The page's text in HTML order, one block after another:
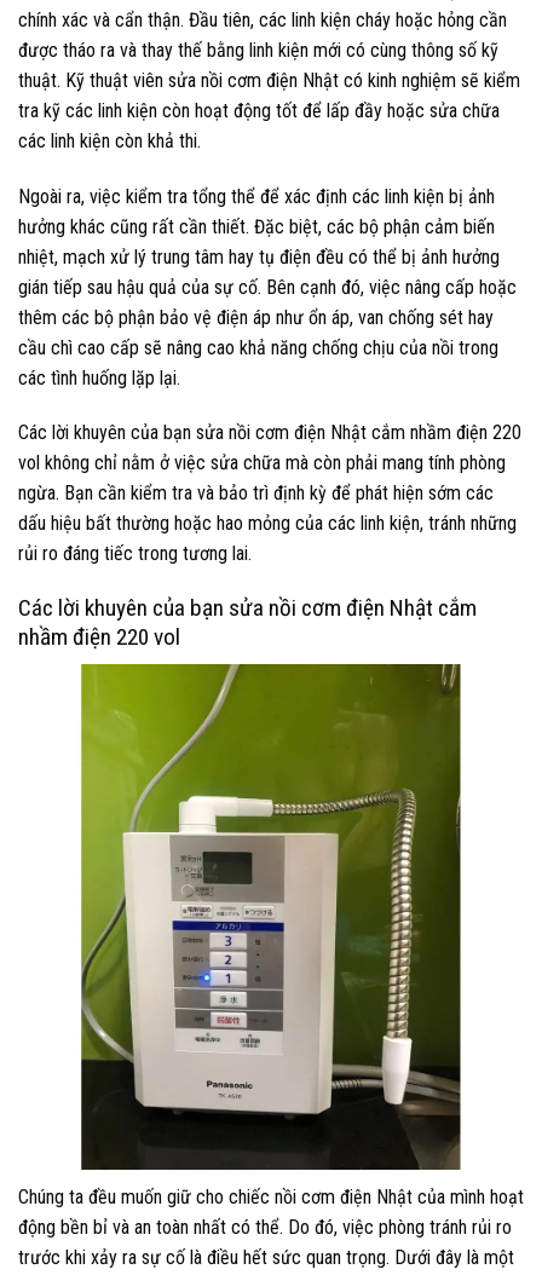
chính xác và cẩn thận. Đầu tiên, các linh kiện cháy hoặc hỏng cần
được tháo ra và thay thế bằng linh kiện mới có cùng thông số kỹ
thuật. Kỹ thuật viên sửa nồi cơm điện Nhật có kinh nghiệm sẽ kiểm
tra kỹ các linh kiện còn hoạt động tốt để lấp đầy hoặc sửa chữa
các linh kiện còn khả thi.
Ngoài ra, việc kiểm tra tổng thể để xác định các linh kiện bị ảnh
hưởng khác cũng rất cần thiết. Đặc biệt, các bộ phận cảm biến
nhiệt, mạch xử lý trung tâm hay tụ điện đều có thể bị ảnh hưởng
gián tiếp sau hậu quả của sự cố. Bên cạnh đó, việc nâng cấp hoặc
thêm các bộ phận bảo vệ điện áp như ổn áp, van chống sét hay
cầu chì cao cấp sẽ nâng cao khả năng chống chịu của nồi trong
các tình huống lặp lại.
Các lời khuyên của bạn sửa nồi cơm điện Nhật cắm nhầm điện 220
vol không chỉ nằm ở việc sửa chữa mà còn phải mang tính phòng
ngừa. Bạn cần kiểm tra và bảo trì định kỳ để phát hiện sớm các
dấu hiệu bất thường hoặc hao mỏng của các linh kiện, tránh những
rủi ro đáng tiếc trong tương lai.
Các lời khuyên của bạn sửa nồi cơm điện Nhật cắm
nhầm điện 220 vol
Chúng ta đều muốn giữ cho chiếc nồi cơm điện Nhật của mình hoạt
động bền bỉ và an toàn nhất có thể. Do đó, việc phòng tránh rủi ro
trước khi xảy ra sự cố là điều hết sức quan trọng. Dưới đây là một